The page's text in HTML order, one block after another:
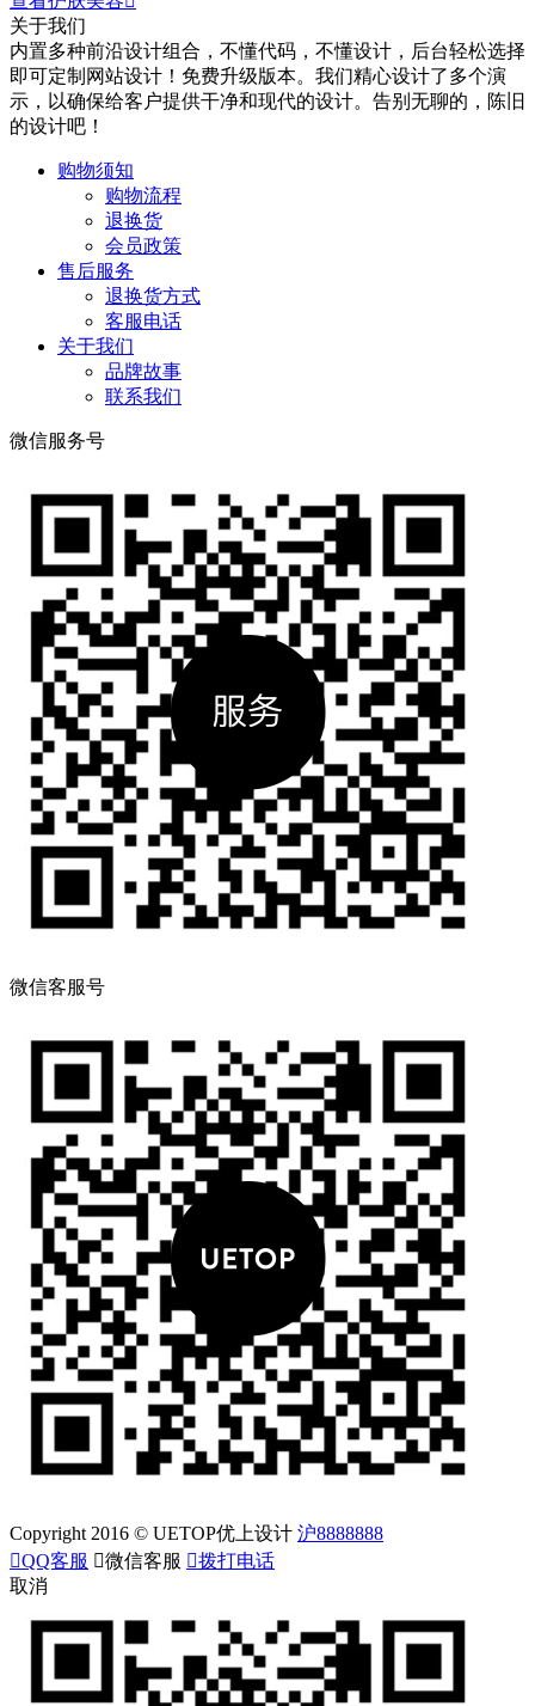
关于我们
内置多种前沿设计组合，不懂代码，不懂设计，后台轻松选择
即可定制网站设计！免费升级版本。我们精心设计了多个演
示，以确保给客户提供干净和现代的设计。告别无聊的，陈旧
的设计吧！
购物须知
购物流程
退换货
会员政策
售后服务
退换货方式
客服电话
关于我们
品牌故事
联系我们
微信服务号
微信客服号
Copyright 2016 © UETOP优上设计 沪8888888
QQ客服 微信客服 拨打电话
取消